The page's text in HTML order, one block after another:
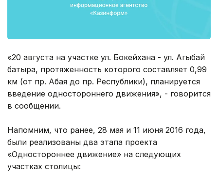
«20 августа на участке ул. Бокейхана - ул. Агыбай
батыра, протяженность которого составляет 0,99
км (от пр. Абая до пр. Республики), планируется
введение одностороннего движения», - говорится
в сообщении.
Напомним, что ранее, 28 мая и 11 июня 2016 года,
были реализованы два этапа проекта
«Одностороннее движение» на следующих
участках столицы: